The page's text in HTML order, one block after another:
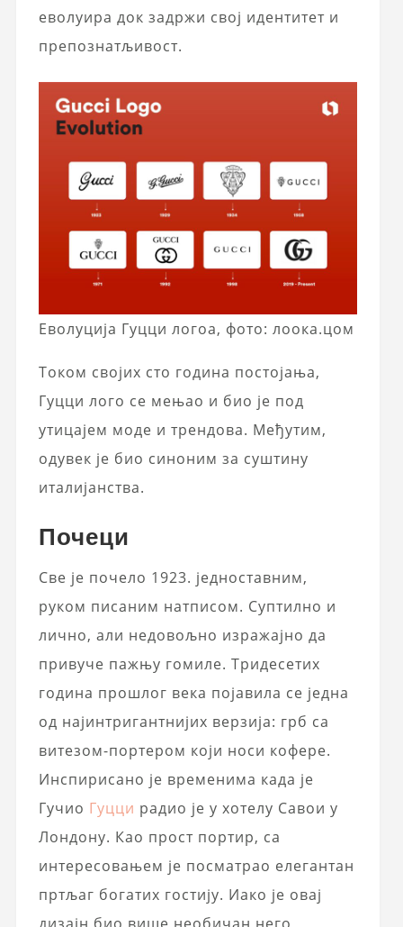
еволуира док задржи свој идентитет и
препознатљивост.
Еволуција Гуцци логоа, фото: лоока.цом
Током својих сто година постојања,
Гуцци лого се мењао и био је под
утицајем моде и трендова. Међутим,
одувек је био синоним за суштину
италијанства.
Почеци
Све је почело 1923. једноставним,
руком писаним натписом. Суптилно и
лично, али недовољно изражајно да
привуче пажњу гомиле. Тридесетих
година прошлог века појавила се једна
од најинтригантнијих верзија: грб са
витезом-портером који носи кофере.
Инспирисано је временима када је
Гучио Гуцци радио је у хотелу Савои у
Лондону. Као прост портир, са
интересовањем је посматрао елегантан
пртљаг богатих гостију. Иако је овај